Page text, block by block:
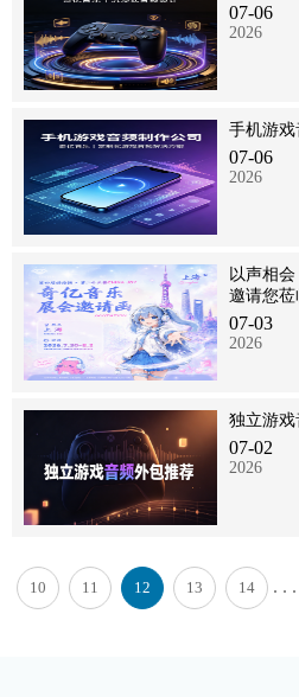
07-06
2026
手机游戏
07-06
2026
以声相
邀请您
07-03
2026
独立游
07-02
2026
10 11 12 13 14 . . .